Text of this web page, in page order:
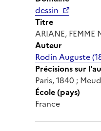
dessin
Titre
ARIANE, FEMME
Auteur
Rodin Auguste
Précisions sur
Paris, 1840 ;
École (pays)
France